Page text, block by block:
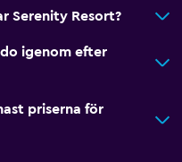
Serenity Resort?
igenom efter
priserna för